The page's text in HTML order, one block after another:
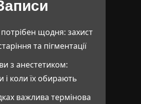
щодня: захист
та пігментації
з анестетиком:
і коли їх обирають
важлива термінова